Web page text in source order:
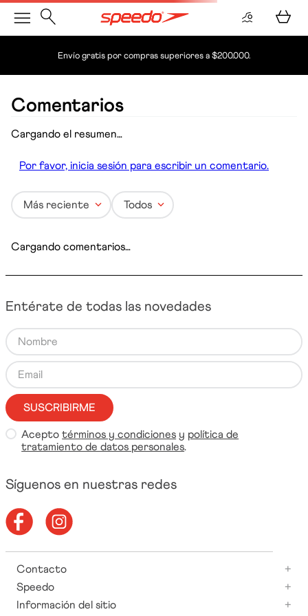
Envío gratis por compras superiores a $200.000.
Comentarios
Cargando el resumen…
Por favor, inicia sesión para escribir un comentario.
Más reciente Todos
Cargando comentarios…
Entérate de todas las novedades
SUSCRIBIRME
Aceptotérminos y condiciones y política de
tratamiento de datos personales.
Síguenos en nuestras redes
Contacto
+
Speedo
+
Información del sitio
+